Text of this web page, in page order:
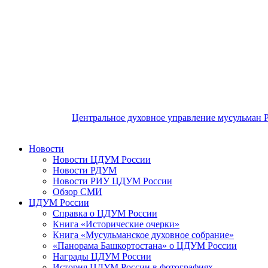
Центральное духовное управление мусульман
Новости
Новости ЦДУМ России
Новости РДУМ
Новости РИУ ЦДУМ России
Обзор СМИ
ЦДУМ России
Справка о ЦДУМ России
Книга «Исторические очерки»
Книга «Мусульманское духовное собрание»
«Панорама Башкортостана» о ЦДУМ России
Награды ЦДУМ России